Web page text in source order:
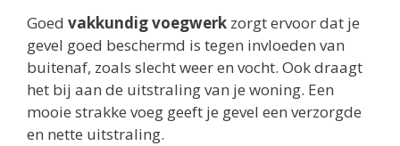
Goed vakkundig voegwerk zorgt ervoor dat je
gevel goed beschermd is tegen invloeden van
buitenaf, zoals slecht weer en vocht. Ook draagt
het bij aan de uitstraling van je woning. Een
mooie strakke voeg geeft je gevel een verzorgde
en nette uitstraling.